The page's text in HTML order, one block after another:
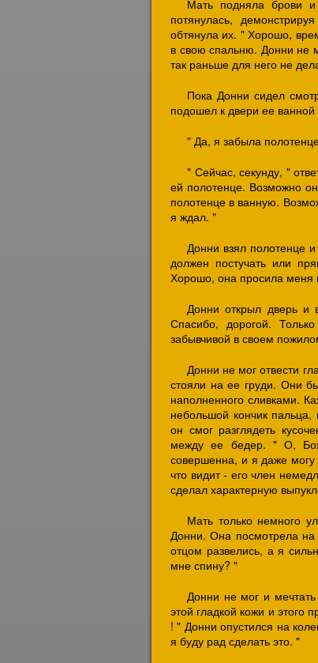
Мать подняла брови
потянулась,
обтянула их. " Хорошо,
в свою спальню. Донни не
так раньше для него не
Пока Донни сидел
подошел к двери ее
" Да, я забыла
" Сейчас, секунду, "
ей полотенце. Возможно
полотенце в ванную.
я ждал. "
Донни взял полотенце
должен постучать или
Хорошо, она просила меня
Донни открыл дверь и
Спасибо, дорогой.
забывчивой в своем
Донни не мог отвести
стояли на ее груди. Они
наполненного сливками.
небольшой кончик пальца,
он смог разглядеть
между ее бедер. " О,
совершенна, и я даже могу
что видит - его член
сделал характерную
Мать только немного
Донни. Она посмотрела
отцом развелись, а я
мне спину? "
Донни не мог и
этой гладкой кожи и этого
! " Донни опустился на
я буду рад сделать это. "